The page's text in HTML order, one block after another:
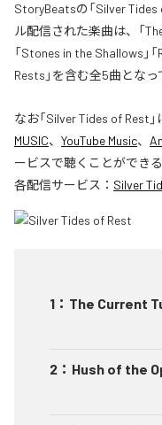
StoryBeatsの「Silver
ル配信された楽曲は、「
「Stones in the Shallows」
Rests」を含む全5曲となっ
なお「Silver Tides of Rest 」
MUSIC、 YouTube Music、
ービスで聴くことができる
各配信サービス： Silver
1 ： The Current
2 ： Hush of the